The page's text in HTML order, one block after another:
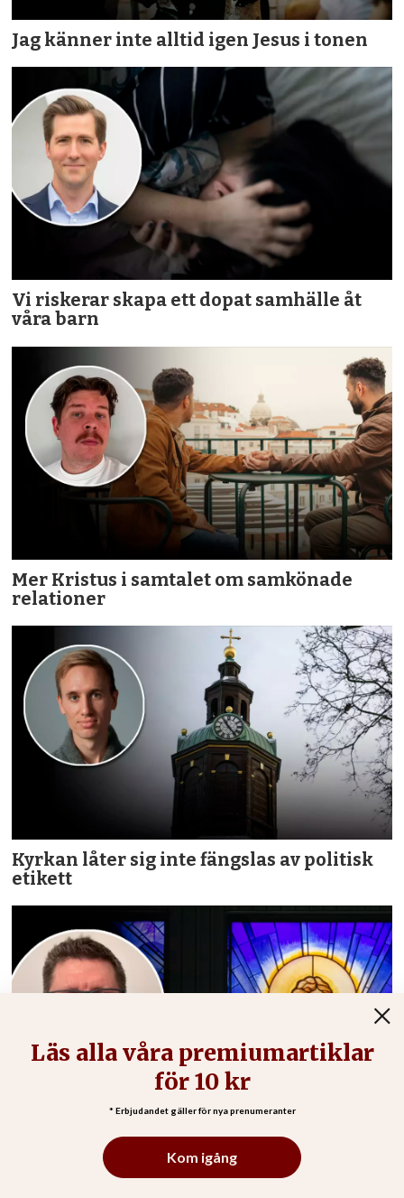
Jag känner inte alltid igen Jesus i tonen
Vi riskerar skapa ett dopat samhälle åt
våra barn
Mer Kristus i samtalet om samkönade
relationer
Kyrkan låter sig inte fängslas av politisk
etikett
Kyrkan talar om ledare – Bibeln talar om